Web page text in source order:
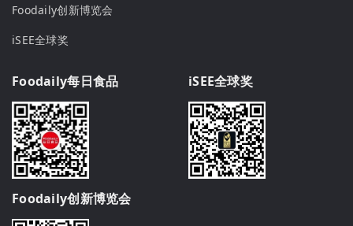
Foodaily创新博览会
iSEE全球奖
Foodaily每日食品 iSEE全球奖
Foodaily创新博览会